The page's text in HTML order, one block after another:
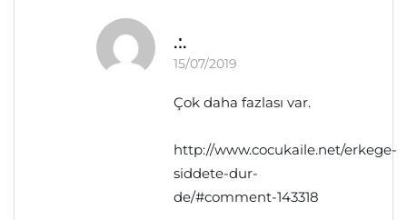
.:.
15/07/2019
Çok daha fazlası var.
http://www.cocukaile.net/erkege-
siddete-dur-
de/#comment-143318